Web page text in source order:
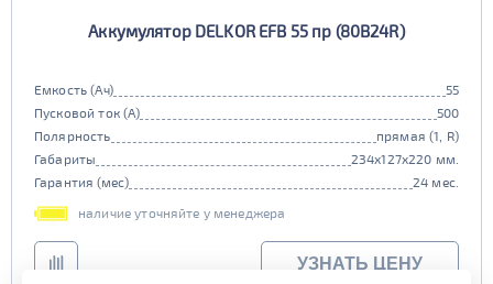
Аккумулятор DELKOR EFB 55 пр (80B24R)
Емкость (Ач)
55
Пусковой ток (А)
500
Полярность
прямая (1, R)
Габариты
234x127x220 мм.
Гарантия (мес)
24 мес.
наличие уточняйте у менеджера
УЗНАТЬ ЦЕНУ